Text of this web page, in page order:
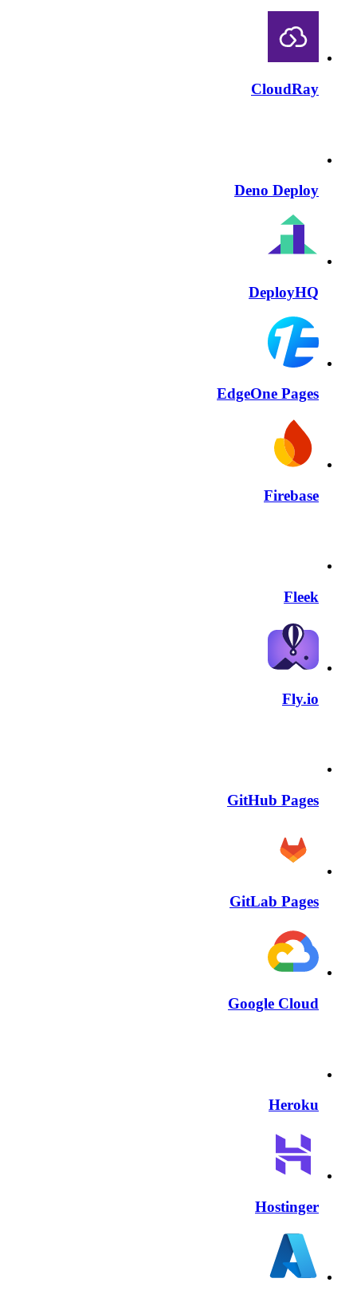
CloudRay
Deno Deploy
DeployHQ
EdgeOne Pages
Firebase
Fleek
Fly.io
GitHub Pages
GitLab Pages
Google Cloud
Heroku
Hostinger